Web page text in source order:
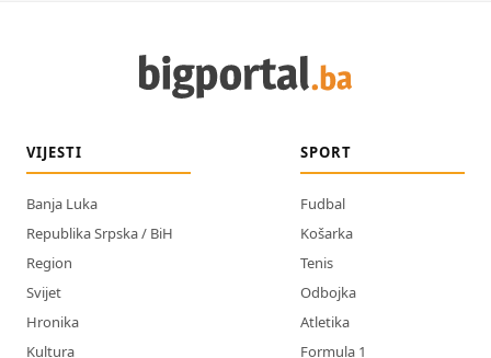
VIJESTI
Banja Luka
Republika Srpska / BiH
Region
Svijet
Hronika
Kultura
SPORT
Fudbal
Košarka
Tenis
Odbojka
Atletika
Formula 1